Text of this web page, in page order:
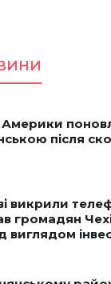
Америки
після
викрили
громадян
виглядом